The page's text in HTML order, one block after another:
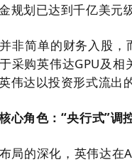
规划已达到千亿美元
非简单的财务入股，
采购英伟达GPU及
伟达以投资形式流出
心角色：“央行式”调
局的深化，英伟达在